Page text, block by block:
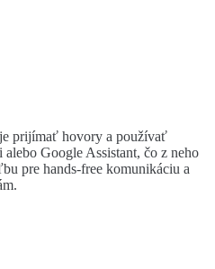
prijímať hovory a používať
Google Assistant, čo z neho
pre hands-free komunikáciu a